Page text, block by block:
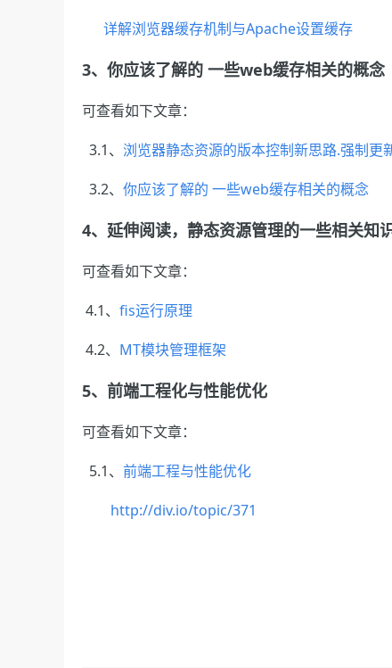
详解浏览器缓存机制与Apache设置缓存
3、 你应该了解的 一些web缓存相关的概念
可查看如下文章：
3.1、 浏览器静态资源的版本控制新思路.强制更
3.2、 你应该了解的 一些web缓存相关的概念
4、 延伸阅读，静态资源管理的一些相关知
可查看如下文章：
4.1、 fis运行原理
4.2、 MT模块管理框架
5、前端工程化与性能优化
可查看如下文章：
5.1、 前端工程与性能优化
http://div.io/topic/371